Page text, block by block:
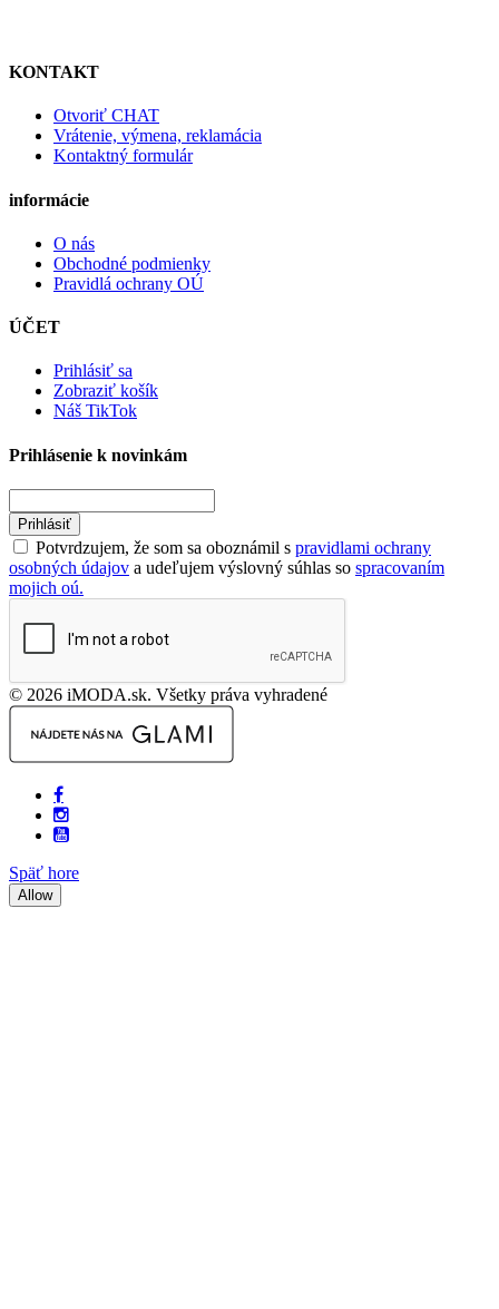
KONTAKT
Otvoriť CHAT
Vrátenie, výmena, reklamácia
Kontaktný formulár
informácie
O nás
Obchodné podmienky
Pravidlá ochrany OÚ
ÚČET
Prihlásiť sa
Zobraziť košík
Náš TikTok
Prihlásenie k novinkám
Prihlásiť
Potvrdzujem, že som sa oboznámil s pravidlami ochrany
osobných údajov a udeľujem výslovný súhlas so spracovaním
mojich oú.
© 2026 iMODA.sk. Všetky práva vyhradené
Späť hore
Allow